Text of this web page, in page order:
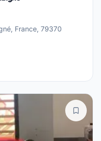
France, 79370